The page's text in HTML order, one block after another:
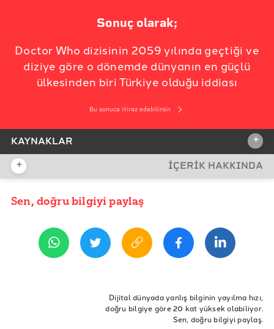
Sonuç olarak;
Doctor Who dizisinin 2059 yılında geçtiği ve
diziye göre o dönemde dünyanın en güçlü
ülkesinden biri Türkiye olduğu iddiası
Bu sonuca itiraz edebilirsin
KAYNAKLAR +
İDDİA KAYNAĞI
REFERANSLAR
IMDB- 4. Sezon 16. Bölüm
+ İÇERİK HAKKINDA
YAYIN TARİHİ
Doğrulama türk bayrağı
dr who
türkiye süper güç
türkiye dizide süper güç
Sen, doğru bilgiyi paylaş
Dijital dünyada yanlış bilginin yayılma hızı,
doğru bilgiye göre 20 kat yüksek olabiliyor.
Sen, doğru bilgiyi paylaş.